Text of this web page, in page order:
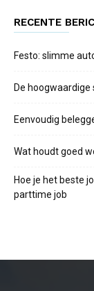
RECENTE
Festo: slimme
De
Eenvoudig
Wat houdt goed
Hoe je het beste
parttime job